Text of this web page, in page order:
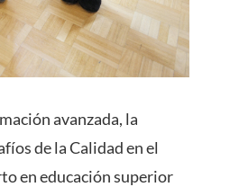
avanzada, la
de la Calidad en el
en educación superior